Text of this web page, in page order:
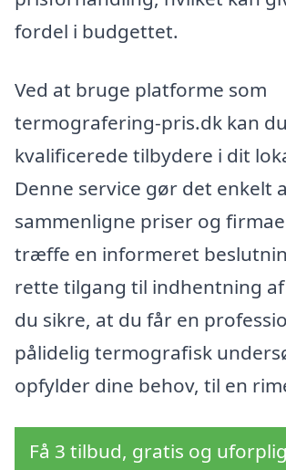
fordel i budgettet.
Ved at bruge platforme som
termografering-pris.dk kan
kvalificerede tilbydere i dit
Denne service gør det enkelt
sammenligne priser og
træffe en informeret
rette tilgang til indhentning
du sikre, at du får en
pålidelig termografisk
opfylder dine behov, til en
Få 3 tilbud, gratis og